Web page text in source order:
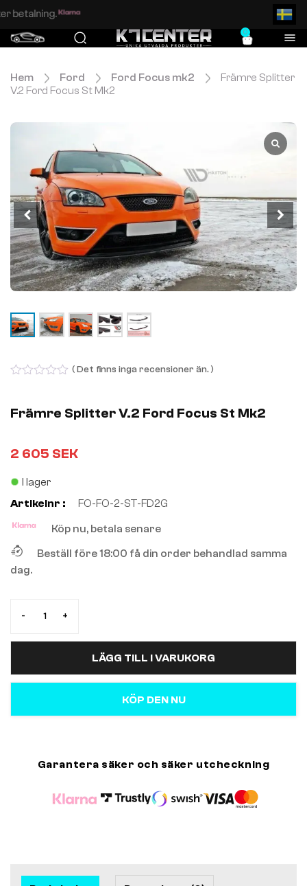
Enkel och säker betalning.
0
Hem Ford Ford Focus mk2
Främre Splitter
V.2 Ford Focus St Mk2
of
5
( Det finns inga recensioner än. )
Främre Splitter V.2 Ford Focus St Mk2
2 605 SEK
I lager
Artikelnr :
FO-FO-2-ST-FD2G
Köp nu, betala senare
Beställ före 18:00 få din order behandlad samma
dag.
- +
LÄGG TILL I VARUKORG
KÖP DEN NU
Garantera säker och säker utcheckning